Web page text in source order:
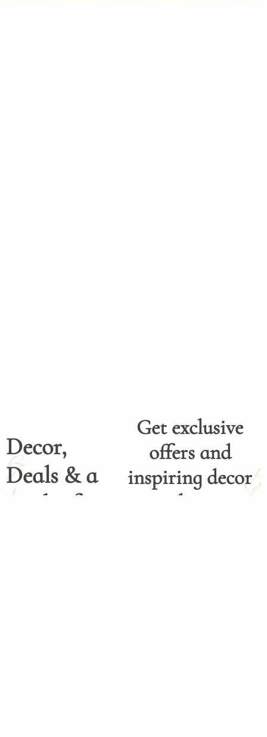
Decor,
Deals & a
Dash of
Get exclusive
offers and
inspiring decor
ideas.